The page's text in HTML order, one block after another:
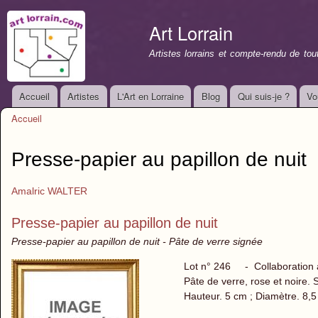
Art Lorrain
Artistes lorrains et compte-rendu de
Menu principal
Accueil Artistes L'Art en Lorraine Blog Qui suis-je ?
Accueil
Presse-papier au papillon de nuit
Amalric WALTER
Presse-papier au papillon de nuit
Presse-papier au papillon de nuit - Pâte de verre signée
Lot n° 246 - Collaboration
Pâte de verre, rose et noire.
Hauteur. 5 cm ; Diamètre.